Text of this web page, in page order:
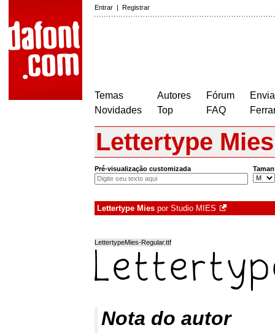
Entrar | Registrar
Temas
Novidades
Autores
Top
Fórum
FAQ
Lettertype Mies
Pré-visualização customizada
Lettertype Mies por Studio MIES
LettertypeMies-Regular.ttf
Nota do autor